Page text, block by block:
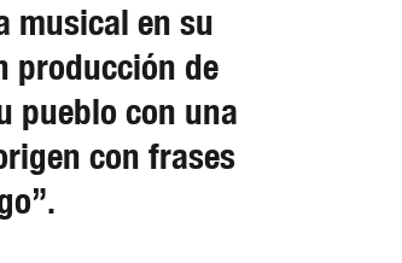
musical en su
producción de
pueblo con una
con frases